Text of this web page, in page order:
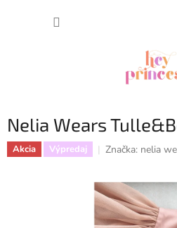
Nelia Wears
Akcia Výpredaj Značka: nelia